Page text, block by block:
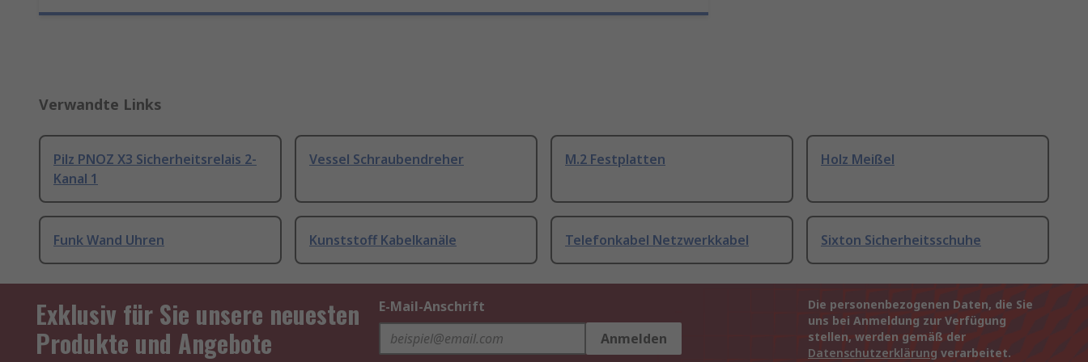
Verwandte Links
Pilz PNOZ X3 Sicherheitsrelais 2-
Kanal 1
Vessel Schraubendreher M.2 Festplatten Holz Meißel
Funk Wand Uhren Kunststoff Kabelkanäle Telefonkabel Netzwerkkabel Sixton Sicherheitsschuhe
Exklusiv für Sie unsere neuesten
Produkte und Angebote
E-Mail-Anschrift
Anmelden
Die personenbezogenen Daten, die Sie
uns bei Anmeldung zur Verfügung
stellen, werden gemäß der
Datenschutzerklärung verarbeitet.